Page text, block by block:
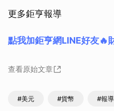
更多鉅亨報導
點我加鉅亨網LINE好友🔥
查看原始文章
#美元 #貨幣 #報導